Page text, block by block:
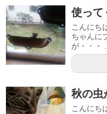
使って
こんにち
ちゃんに
が・・・ ...
秋の虫
こんに